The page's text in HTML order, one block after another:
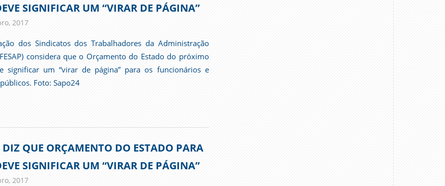
SIGNIFICAR UM “VIRAR DE PÁGINA”
2017admin
Imprensa
dos Sindicatos dos Trabalhadores da Administração
considera que o Orçamento do Estado do próximo
significar um “virar de página” para os funcionários e
Foto: Sapo24
DIZ QUE ORÇAMENTO DO ESTADO PARA
SIGNIFICAR UM “VIRAR DE PÁGINA”
2017admin
Imprensa